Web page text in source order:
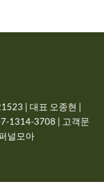
| 대표 오종현 |
1314-3708 | 고객문
널모아